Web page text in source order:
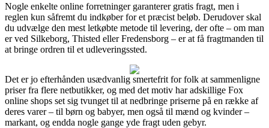
Nogle enkelte online forretninger garanterer gratis fragt, men i
reglen kun såfremt du indkøber for et præcist beløb. Derudover skal
du udvælge den mest letkøbte metode til levering, der ofte – om man
er ved Silkeborg, Thisted eller Fredensborg – er at få fragtmanden til
at bringe ordren til et udleveringssted.
Det er jo efterhånden usædvanlig smertefrit for folk at sammenligne
priser fra flere netbutikker, og med det motiv har adskillige Fox
online shops set sig tvunget til at nedbringe priserne på en række af
deres varer – til børn og babyer, men også til mænd og kvinder –
markant, og endda nogle gange yde fragt uden gebyr.